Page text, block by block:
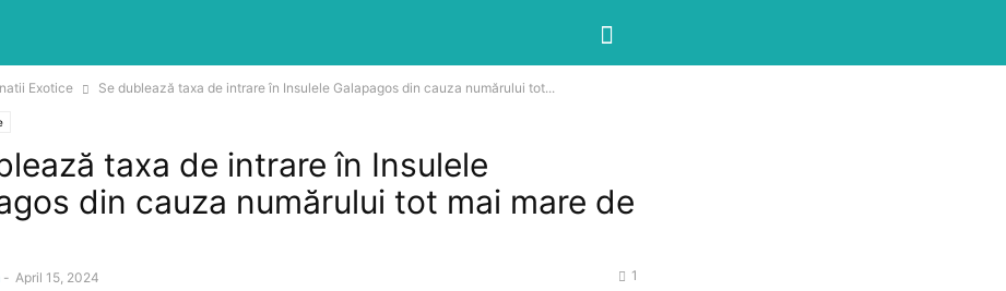
Exotice Se dublează taxa de intrare în Insulele Galapagos din cauza numărului tot...
taxa de intrare în Insulele
din cauza numărului tot mai mare de
- April 15, 2024 1